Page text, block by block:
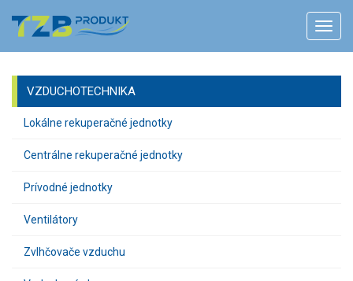
VZDUCHOTECHNIKA
Lokálne rekuperačné jednotky
Centrálne rekuperačné jednotky
Prívodné jednotky
Ventilátory
Zvlhčovače vzduchu